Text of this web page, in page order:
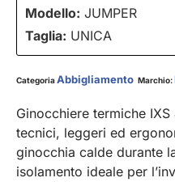
Modello: JUMPER
Taglia: UNICA
CategoriaAbbigliamento Marchio:
Ginocchiere termiche
tecnici, leggeri ed
ginocchia calde durante
isolamento ideale per